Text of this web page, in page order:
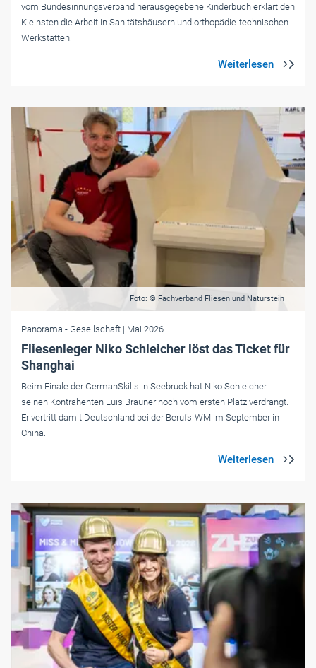
vom Bundesinnungsverband herausgegebene Kinderbuch erklärt den
Kleinsten die Arbeit in Sanitätshäusern und orthopädie-technischen
Werkstätten.
Foto: © Fachverband Fliesen und Naturstein
Panorama - Gesellschaft | Mai 2026
Fliesenleger Niko Schleicher löst das Ticket für
Shanghai
Beim Finale der GermanSkills in Seebruck hat Niko Schleicher
seinen Kontrahenten Luis Brauner noch vom ersten Platz verdrängt.
Er vertritt damit Deutschland bei der Berufs-WM im September in
China.